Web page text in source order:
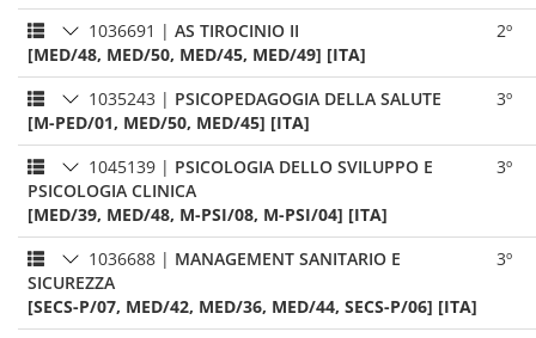
1036691 | AS TIROCINIO II
[MED/48, MED/50, MED/45, MED/49] [ITA]
2º
1035243 | PSICOPEDAGOGIA DELLA SALUTE
[M-PED/01, MED/50, MED/45] [ITA]
3º
1045139 | PSICOLOGIA DELLO SVILUPPO E
PSICOLOGIA CLINICA
[MED/39, MED/48, M-PSI/08, M-PSI/04] [ITA]
3º
1036688 | MANAGEMENT SANITARIO E
SICUREZZA
[SECS-P/07, MED/42, MED/36, MED/44, SECS-P/06] [ITA]
3º